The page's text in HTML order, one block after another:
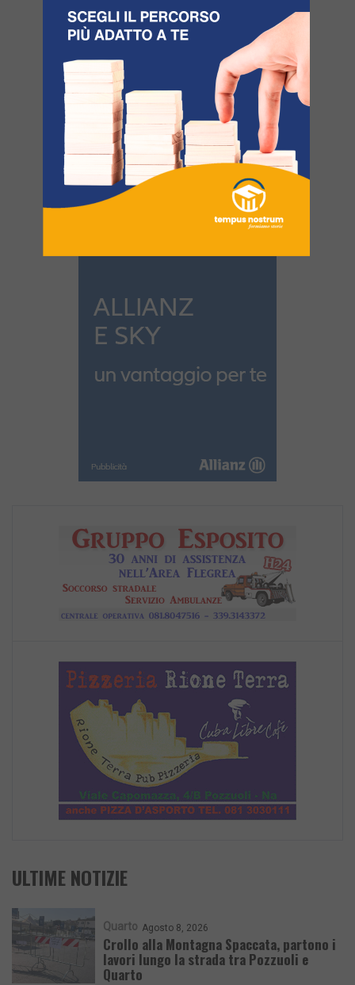
ULTIME NOTIZIE
Quarto Agosto 8, 2026
Crollo alla Montagna Spaccata, partono i
lavori lungo la strada tra Pozzuoli e
Quarto